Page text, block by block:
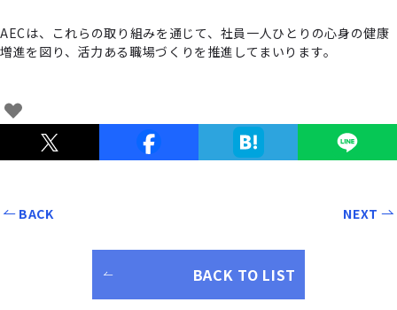
AECは、これらの取り組みを通じて、社員一人ひとりの心身の健康
増進を図り、活力ある職場づくりを推進してまいります。
BACK
BACK TO LIST
NEXT